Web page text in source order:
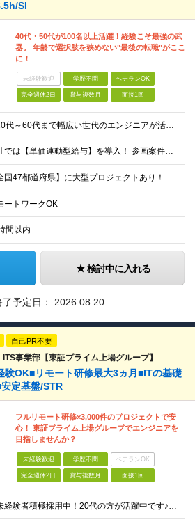
SI
40代・50代が100名以上活躍！経験こそ最強の武
器。 年齢で選択肢を狭めない"最後の転職"がここ
に！
未経験歓迎 学歴不問 ベテランOK
完全週休2日 賞与複数月 面接1回
【20代～60代まで幅広い世代のエンジニアが活躍してます】 ■学歴不問 ■転職回数不問 ■開発経験（年数不問）をお持ちの方
当社では【単価連動型給与】を導入！ 参画案件の契約単価に連動して給与が決定。 還元率は単価の【70％～80％】と東証プライム上場グループとして高水準です！（社会保険料・教育コスト含む） ■関東：月給
【全国47都道府県】に大型プロジェクトあり！ 主要勤務地： 北海道/宮城県/栃木県/埼玉県/千葉県/東京都/神奈川県/愛知県/大阪府/京都府/兵庫県/広島県/福岡県/熊本県 ※勤務エリアは、あなたの
ートワークOK
間以内
検討中に入れる
予定日： 2026.08.20
自己PR不要
事業部【東証プライム上場グループ】
験OK■リモート研修最大3ヵ月■ITの基礎
定基盤/STR
フルリモート研修×3,000件のプロジェクトで安
心！ 東証プライム上場グループでエンジニアを
目指しませんか？
未経験歓迎 学歴不問 ベテランOK
完全週休2日 賞与複数月 面接1回
《未経験者積極採用中！20代の方が活躍中です♪》 ◎約4割が実務未経験入社！ ■学歴・職歴は一切問いません！ ■第二新卒の方もお気軽にご相談ください♪ ■入社してから数年は、転勤の可能性があります